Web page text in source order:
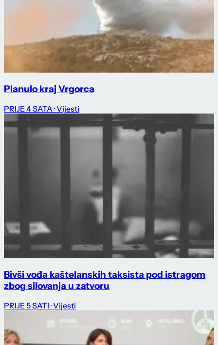
Planulo kraj Vrgorca
PRIJE 4 SATA · Vijesti
Bivši vođa kaštelanskih taksista pod istragom
zbog silovanja u zatvoru
PRIJE 5 SATI · Vijesti